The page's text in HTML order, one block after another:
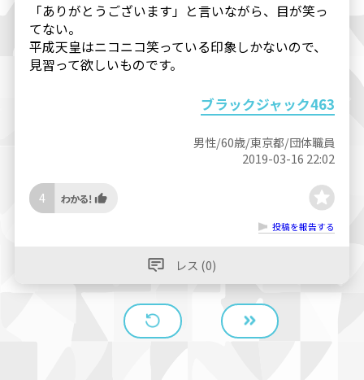
「ありがとうございます」と言いながら、目が笑っ
てない。
平成天皇はニコニコ笑っている印象しかないので、
見習って欲しいものです。
ブラックジャック463
男性/60歳/東京都/団体職員
2019-03-16 22:02
4
投稿を報告する
レス (0)